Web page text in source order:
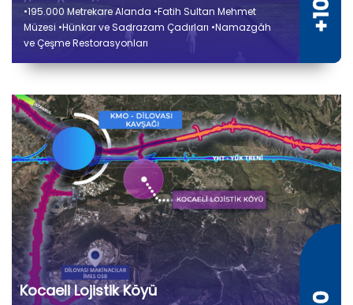
•195.000 Metrekare Alanda •Fatih Sultan Mehmet
Müzesi •Hünkar ve Sadrazam Çadırları •Namazgâh
ve Çeşme Restorasyonları
Kocaeli Lojistik Köyü